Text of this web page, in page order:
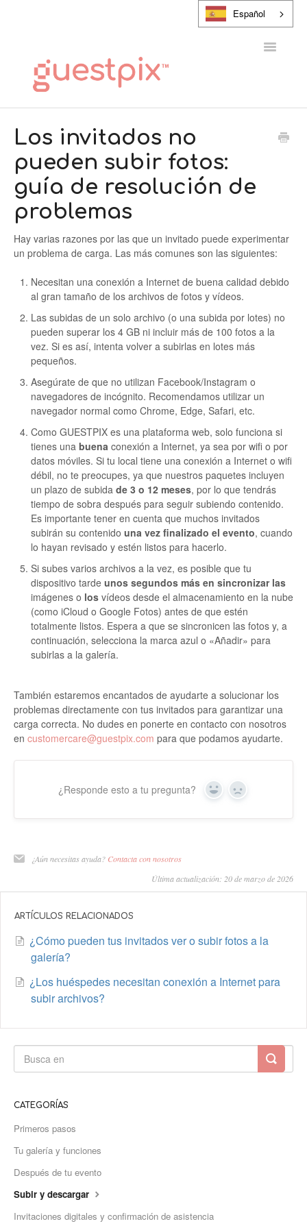
Español
Alternar
PONTE EN CONTACTO CON
Los invitados no
pueden subir fotos:
guía de resolución de
problemas
Hay varias razones por las que un invitado puede experimentar
un problema de carga. Las más comunes son las siguientes:
Necesitan una conexión a Internet de buena calidad debido
al gran tamaño de los archivos de fotos y vídeos.
Las subidas de un solo archivo (o una subida por lotes) no
pueden superar los 4 GB ni incluir más de 100 fotos a la
vez. Si es así, intenta volver a subirlas en lotes más
pequeños.
Asegúrate de que no utilizan Facebook/Instagram o
navegadores de incógnito. Recomendamos utilizar un
navegador normal como Chrome, Edge, Safari, etc.
Como GUESTPIX es una plataforma web, solo funciona si
tienes una buena conexión a Internet, ya sea por wifi o por
datos móviles. Si tu local tiene una conexión a Internet o wifi
débil, no te preocupes, ya que nuestros paquetes incluyen
un plazo de subida de 3 o 12 meses, por lo que tendrás
tiempo de sobra después para seguir subiendo contenido.
Es importante tener en cuenta que muchos invitados
subirán su contenido una vez finalizado el evento, cuando
lo hayan revisado y estén listos para hacerlo.
Si subes varios archivos a la vez, es posible que tu
dispositivo tarde unos segundos más en sincronizar las
imágenes o los vídeos desde el almacenamiento en la nube
(como iCloud o Google Fotos) antes de que estén
totalmente listos. Espera a que se sincronicen las fotos y, a
continuación, selecciona la marca azul o «Añadir» para
subirlas a la galería.
También estaremos encantados de ayudarte a solucionar los
problemas directamente con tus invitados para garantizar una
carga correcta. No dudes en ponerte en contacto con nosotros
en customercare@guestpix.com para que podamos ayudarte.
¿Responde esto a tu pregunta? Sí No
¿Aún necesitas ayuda? Contacta con nosotros
Última actualización: 20 de marzo de 2026
ARTÍCULOS RELACIONADOS
¿Cómo pueden tus invitados ver o subir fotos a la
galería?
¿Los huéspedes necesitan conexión a Internet para
subir archivos?
CATEGORÍAS
Primeros pasos
Tu galería y funciones
Después de tu evento
Subir y descargar
Invitaciones digitales y confirmación de asistencia